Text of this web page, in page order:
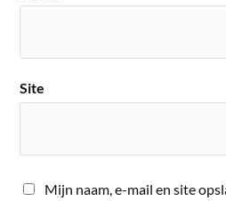
Site
Mijn naam, e-mail en site